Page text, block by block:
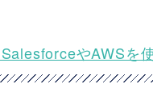
やAWSを